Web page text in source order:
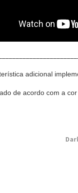
adicional
de acordo com a